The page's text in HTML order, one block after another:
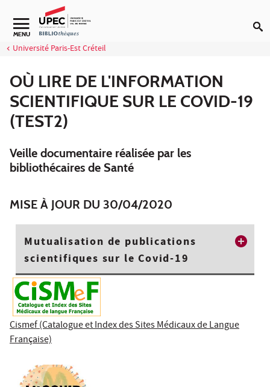
Aller au contenu
Navigation secondaire
MENU
Université Paris-Est Créteil
OÙ LIRE DE L'INFORMATION
SCIENTIFIQUE SUR LE COVID-19
(TEST2)
Veille documentaire réalisée par les
bibliothécaires de Santé
MISE À JOUR DU 30/04/2020
Mutualisation de publications
scientifiques sur le Covid-19
Cismef (Catalogue et Index des Sites Médicaux de Langue
Française)